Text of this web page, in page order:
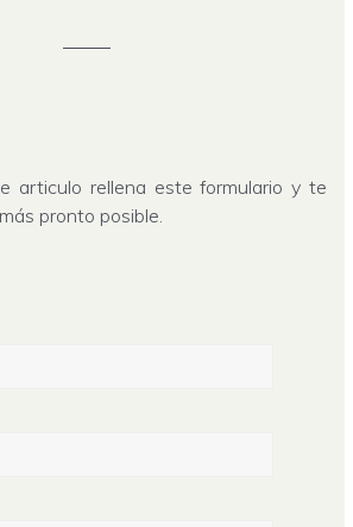
articulo rellena este formulario y te
pronto posible.